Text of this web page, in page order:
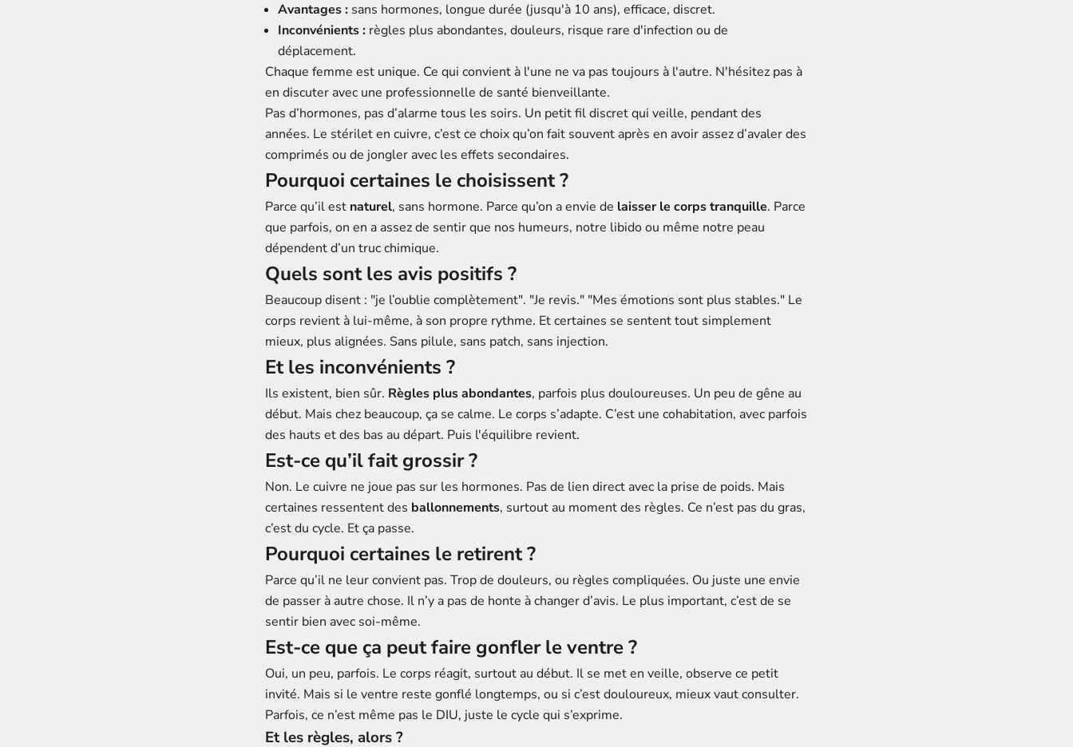
Avantages : sans hormones, longue durée (jusqu'à 10 ans), efficace, discret.
Inconvénients : règles plus abondantes, douleurs, risque rare d'infection ou de
déplacement.
Chaque femme est unique. Ce qui convient à l'une ne va pas toujours à l'autre. N'hésitez pas à
en discuter avec une professionnelle de santé bienveillante.
Pas d’hormones, pas d’alarme tous les soirs. Un petit fil discret qui veille, pendant des
années. Le stérilet en cuivre, c’est ce choix qu’on fait souvent après en avoir assez d’avaler des
comprimés ou de jongler avec les effets secondaires.
Pourquoi certaines le choisissent ?
Parce qu’il est naturel, sans hormone. Parce qu’on a envie de laisser le corps tranquille. Parce
que parfois, on en a assez de sentir que nos humeurs, notre libido ou même notre peau
dépendent d’un truc chimique.
Quels sont les avis positifs ?
Beaucoup disent : "je l’oublie complètement". "Je revis." "Mes émotions sont plus stables." Le
corps revient à lui-même, à son propre rythme. Et certaines se sentent tout simplement
mieux, plus alignées. Sans pilule, sans patch, sans injection.
Et les inconvénients ?
Ils existent, bien sûr. Règles plus abondantes, parfois plus douloureuses. Un peu de gêne au
début. Mais chez beaucoup, ça se calme. Le corps s’adapte. C’est une cohabitation, avec parfois
des hauts et des bas au départ. Puis l'équilibre revient.
Est-ce qu’il fait grossir ?
Non. Le cuivre ne joue pas sur les hormones. Pas de lien direct avec la prise de poids. Mais
certaines ressentent des ballonnements, surtout au moment des règles. Ce n’est pas du gras,
c’est du cycle. Et ça passe.
Pourquoi certaines le retirent ?
Parce qu’il ne leur convient pas. Trop de douleurs, ou règles compliquées. Ou juste une envie
de passer à autre chose. Il n’y a pas de honte à changer d’avis. Le plus important, c’est de se
sentir bien avec soi-même.
Est-ce que ça peut faire gonfler le ventre ?
Oui, un peu, parfois. Le corps réagit, surtout au début. Il se met en veille, observe ce petit
invité. Mais si le ventre reste gonflé longtemps, ou si c’est douloureux, mieux vaut consulter.
Parfois, ce n’est même pas le DIU, juste le cycle qui s’exprime.
Et les règles, alors ?